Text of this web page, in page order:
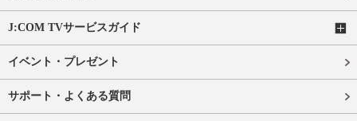
J:COM TVサービスガイド
イベント・プレゼント
サポート・よくある質問